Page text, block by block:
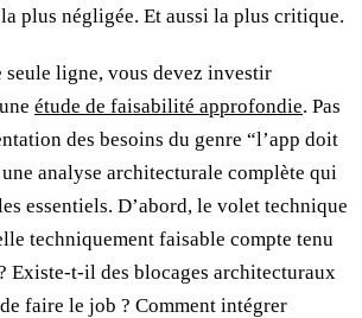
plus négligée. Et aussi la plus critique.
seule ligne, vous devez investir
étude de faisabilité approfondie. Pas
des besoins du genre “l’app doit
analyse architecturale complète qui
essentiels. D’abord, le volet technique
techniquement faisable compte tenu
Existe-t-il des blocages architecturaux
faire le job ? Comment intégrer